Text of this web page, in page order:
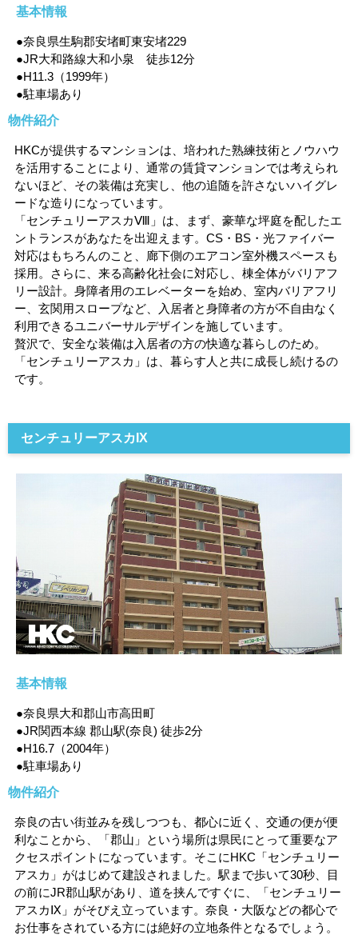
基本情報
●奈良県生駒郡安堵町東安堵229
●JR大和路線大和小泉 徒歩12分
●H11.3（1999年）
●駐車場あり
物件紹介
HKCが提供するマンションは、培われた熟練技術とノウハウ
を活用することにより、通常の賃貸マンションでは考えられ
ないほど、その装備は充実し、他の追随を許さないハイグレ
ードな造りになっています。
「センチュリーアスカⅧ」は、まず、豪華な坪庭を配したエ
ントランスがあなたを出迎えます。CS・BS・光ファイバー
対応はもちろんのこと、廊下側のエアコン室外機スペースも
採用。さらに、来る高齢化社会に対応し、棟全体がバリアフ
リー設計。身障者用のエレベーターを始め、室内バリアフリ
ー、玄関用スロープなど、入居者と身障者の方が不自由なく
利用できるユニバーサルデザインを施しています。
贅沢で、安全な装備は入居者の方の快適な暮らしのため。
「センチュリーアスカ」は、暮らす人と共に成長し続けるの
です。
センチュリーアスカIX
基本情報
●奈良県大和郡山市高田町
●JR関西本線 郡山駅(奈良) 徒歩2分
●H16.7（2004年）
●駐車場あり
物件紹介
奈良の古い街並みを残しつつも、都心に近く、交通の便が便
利なことから、「郡山」という場所は県民にとって重要なア
クセスポイントになっています。そこにHKC「センチュリー
アスカ」がはじめて建設されました。駅まで歩いて30秒、目
の前にJR郡山駅があり、道を挟んですぐに、「センチュリー
アスカⅨ」がそびえ立っています。奈良・大阪などの都心で
お仕事をされている方には絶好の立地条件となるでしょう。